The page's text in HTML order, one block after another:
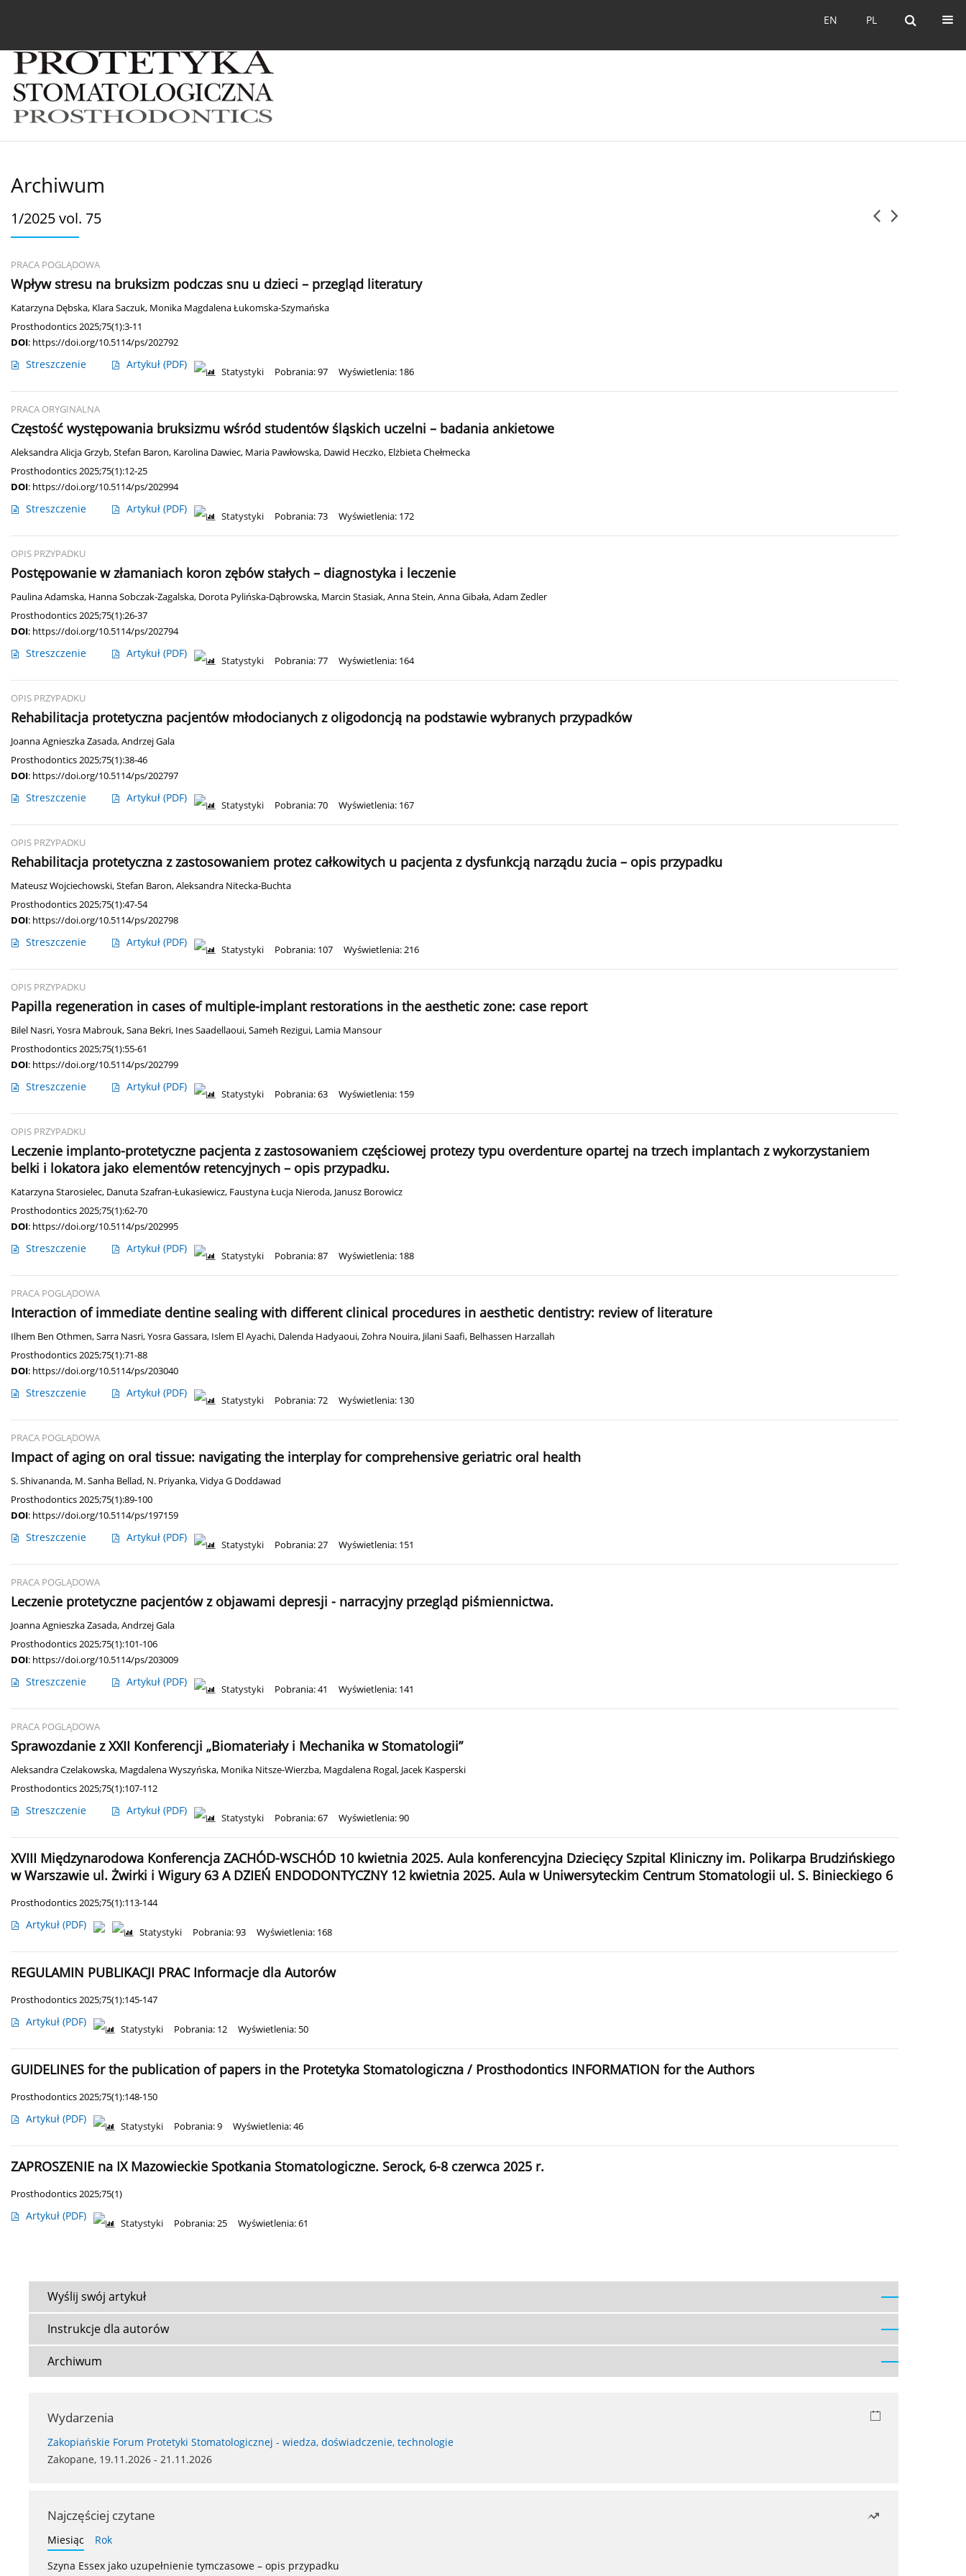
PL
EN PL
EN
Archiwum
1/2025 vol. 75
PRACA POGLĄDOWA
Wpływ stresu na bruksizm podczas snu u dzieci – przegląd literatury
Katarzyna Dębska, Klara Saczuk, Monika Magdalena Łukomska-Szymańska
Prosthodontics 2025;75(1):3-11
DOI: https://doi.org/10.5114/ps/202792
Streszczenie Artykuł (PDF)
Statystyki Pobrania: 97 Wyświetlenia: 186
PRACA ORYGINALNA
Częstość występowania bruksizmu wśród studentów śląskich uczelni – badania ankietowe
Aleksandra Alicja Grzyb,Stefan Baron, Karolina Dawiec, Maria Pawłowska, Dawid Heczko, Elżbieta Chełmecka
Prosthodontics 2025;75(1):12-25
DOI: https://doi.org/10.5114/ps/202994
Streszczenie Artykuł (PDF)
Statystyki Pobrania: 73 Wyświetlenia: 172
OPIS PRZYPADKU
Postępowanie w złamaniach koron zębów stałych – diagnostyka i leczenie
Paulina Adamska, Hanna Sobczak-Zagalska, Dorota Pylińska-Dąbrowska, Marcin Stasiak,Anna Stein,Anna Gibała,Adam Zedler
Prosthodontics 2025;75(1):26-37
DOI: https://doi.org/10.5114/ps/202794
Streszczenie Artykuł (PDF)
Statystyki Pobrania: 77 Wyświetlenia: 164
OPIS PRZYPADKU
Rehabilitacja protetyczna pacjentów młodocianych z oligodoncją na podstawie wybranych przypadków
Joanna Agnieszka Zasada,Andrzej Gala
Prosthodontics 2025;75(1):38-46
DOI: https://doi.org/10.5114/ps/202797
Streszczenie Artykuł (PDF)
Statystyki Pobrania: 70 Wyświetlenia: 167
OPIS PRZYPADKU
Rehabilitacja protetyczna z zastosowaniem protez całkowitych u pacjenta z dysfunkcją narządu żucia – opis przypadku
Mateusz Wojciechowski,Stefan Baron,Aleksandra Nitecka-Buchta
Prosthodontics 2025;75(1):47-54
DOI: https://doi.org/10.5114/ps/202798
Streszczenie Artykuł (PDF)
Statystyki Pobrania: 107 Wyświetlenia: 216
OPIS PRZYPADKU
Papilla regeneration in cases of multiple-implant restorations in the aesthetic zone: case report
Bilel Nasri,Yosra Mabrouk,Sana Bekri, Ines Saadellaoui,Sameh Rezigui, Lamia Mansour
Prosthodontics 2025;75(1):55-61
DOI: https://doi.org/10.5114/ps/202799
Streszczenie Artykuł (PDF)
Statystyki Pobrania: 63 Wyświetlenia: 159
OPIS PRZYPADKU
Leczenie implanto-protetyczne pacjenta z zastosowaniem częściowej protezy typu overdenture opartej na trzech implantach z wykorzystaniem
belki i lokatora jako elementów retencyjnych – opis przypadku.
Katarzyna Starosielec, Danuta Szafran-Łukasiewicz, Faustyna Łucja Nieroda, Janusz Borowicz
Prosthodontics 2025;75(1):62-70
DOI: https://doi.org/10.5114/ps/202995
Streszczenie Artykuł (PDF)
Statystyki Pobrania: 87 Wyświetlenia: 188
PRACA POGLĄDOWA
Interaction of immediate dentine sealing with different clinical procedures in aesthetic dentistry: review of literature
Ilhem Ben Othmen,Sarra Nasri,Yosra Gassara, Islem El Ayachi, Dalenda Hadyaoui,Zohra Nouira, Jilani Saafi, Belhassen Harzallah
Prosthodontics 2025;75(1):71-88
DOI: https://doi.org/10.5114/ps/203040
Streszczenie Artykuł (PDF)
Statystyki Pobrania: 72 Wyświetlenia: 130
PRACA POGLĄDOWA
Impact of aging on oral tissue: navigating the interplay for comprehensive geriatric oral health
S. Shivananda, M. Sanha Bellad, N. Priyanka,Vidya G Doddawad
Prosthodontics 2025;75(1):89-100
DOI: https://doi.org/10.5114/ps/197159
Streszczenie Artykuł (PDF)
Statystyki Pobrania: 27 Wyświetlenia: 151
PRACA POGLĄDOWA
Leczenie protetyczne pacjentów z objawami depresji - narracyjny przegląd piśmiennictwa.
Joanna Agnieszka Zasada,Andrzej Gala
Prosthodontics 2025;75(1):101-106
DOI: https://doi.org/10.5114/ps/203009
Streszczenie Artykuł (PDF)
Statystyki Pobrania: 41 Wyświetlenia: 141
PRACA POGLĄDOWA
Sprawozdanie z XXII Konferencji „Biomateriały i Mechanika w Stomatologii”
Aleksandra Czelakowska, Magdalena Wyszyńska, Monika Nitsze-Wierzba, Magdalena Rogal, Jacek Kasperski
Prosthodontics 2025;75(1):107-112
Streszczenie Artykuł (PDF)
Statystyki Pobrania: 67 Wyświetlenia: 90
XVIII Międzynarodowa Konferencja ZACHÓD-WSCHÓD 10 kwietnia 2025. Aula konferencyjna Dziecięcy Szpital Kliniczny im. Polikarpa Brudzińskiego
w Warszawie ul. Żwirki i Wigury 63 A DZIEŃ ENDODONTYCZNY 12 kwietnia 2025. Aula w Uniwersyteckim Centrum Stomatologii ul. S. Binieckiego 6
Prosthodontics 2025;75(1):113-144
Artykuł (PDF)
Statystyki Pobrania: 93 Wyświetlenia: 168
REGULAMIN PUBLIKACJI PRAC Informacje dla Autorów
Prosthodontics 2025;75(1):145-147
Artykuł (PDF)
Statystyki Pobrania: 12 Wyświetlenia: 50
GUIDELINES for the publication of papers in the Protetyka Stomatologiczna / Prosthodontics INFORMATION for the Authors
Prosthodontics 2025;75(1):148-150
Artykuł (PDF)
Statystyki Pobrania: 9 Wyświetlenia: 46
ZAPROSZENIE na IX Mazowieckie Spotkania Stomatologiczne. Serock, 6-8 czerwca 2025 r.
Prosthodontics 2025;75(1)
Artykuł (PDF)
Statystyki Pobrania: 25 Wyświetlenia: 61
Wyślij swój artykuł
Instrukcje dla autorów
Archiwum
Wydarzenia
Zakopiańskie Forum Protetyki Stomatologicznej - wiedza, doświadczenie, technologie
Zakopane, 19.11.2026 - 21.11.2026
Najczęściej czytane
Miesiąc
Rok
Szyna Essex jako uzupełnienie tymczasowe – opis przypadku